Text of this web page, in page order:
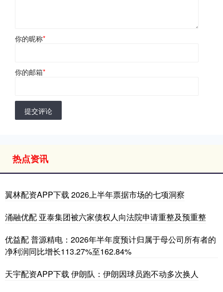
你的昵称*
你的邮箱*
提交评论
热点资讯
翼林配资APP下载 2026上半年票据市场的七项洞察
涌融优配 亚泰集团被六家债权人向法院申请重整及预重整
优益配 普源精电：2026年半年度预计归属于母公司所有者的
净利润同比增长113.27%至162.84%
天宇配资APP下载 伊朗队：伊朗因球员跑不动多次换人